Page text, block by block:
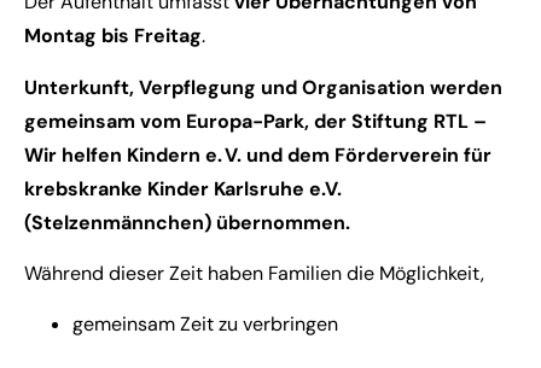
Montag bis Freitag.
Unterkunft, Verpflegung und Organisation werden
gemeinsam vom Europa-Park, der Stiftung RTL –
Wir helfen Kindern e. V. und dem Förderverein für
krebskranke Kinder Karlsruhe e.V.
(Stelzenmännchen) übernommen.
Während dieser Zeit haben Familien die Möglichkeit,
gemeinsam Zeit zu verbringen